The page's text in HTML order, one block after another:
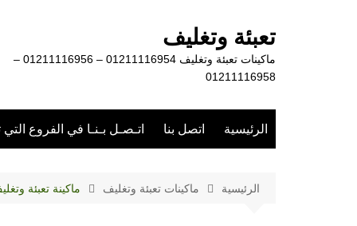
تعبئة وتغليف
ماكينات تعبئة وتغليف 01211116954 – 01211116956 –
01211116958
الرئيسية اتصل بنا اتـصـل بـنـا في الفروع
الرئيسية ماكينات تعبئة وتغليف ماكينة تعبئة